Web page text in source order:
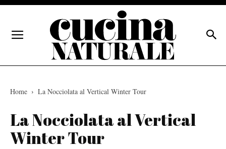
Home La Nocciolata al Vertical Winter Tour
La Nocciolata al Vertical
Winter Tour